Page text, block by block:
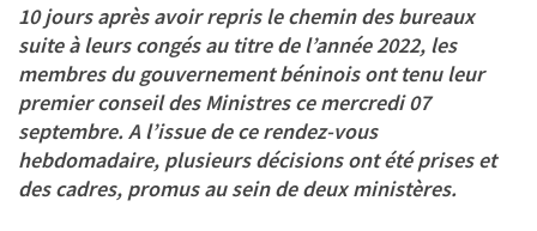
10 jours après avoir repris le chemin des bureaux
suite à leurs congés au titre de l’année 2022, les
membres du gouvernement béninois ont tenu leur
premier conseil des Ministres ce mercredi 07
septembre. A l’issue de ce rendez-vous
hebdomadaire, plusieurs décisions ont été prises et
des cadres, promus au sein de deux ministères.